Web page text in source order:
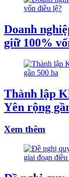
Doanh
giữ 100%
Thành lập
Yên rộng
Xem thêm